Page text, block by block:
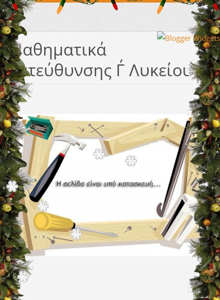
Μαθηματικά
Κατεύθυνσης Γ΄ Λυκείου